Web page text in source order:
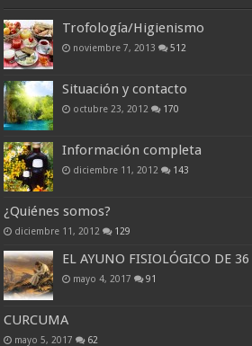
Trofología/Higienismo
noviembre 7, 2013 512
Situación y contacto
octubre 23, 2012 170
Información completa
diciembre 11, 2012 143
¿Quiénes somos?
diciembre 11, 2012 129
EL AYUNO FISIOLÓGICO DE 36
mayo 4, 2017 91
CURCUMA
mayo 5, 2017 62